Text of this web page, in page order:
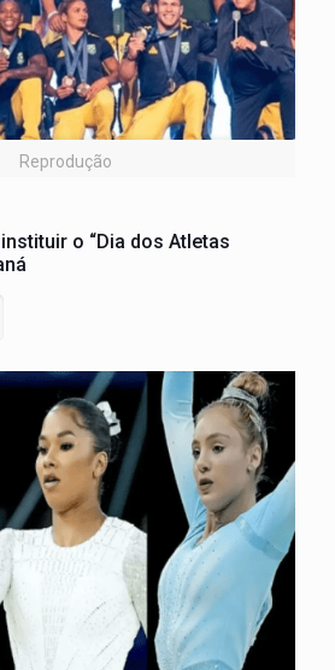
Reprodução
o “Dia dos Atletas